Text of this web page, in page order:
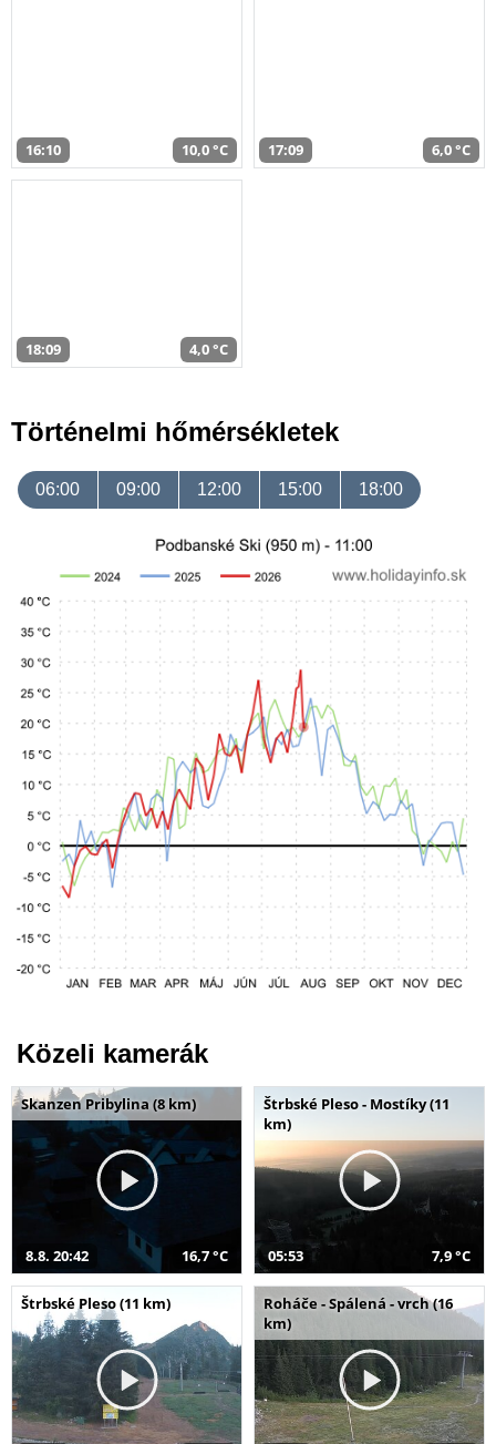
16:10 10,0 °C 17:09 6,0 °C
18:09 4,0 °C
Történelmi hőmérsékletek
06:00 09:00 12:00 15:00 18:00
Közeli kamerák
Skanzen Pribylina (8 km)
8.8. 20:42 16,7 °C
Štrbské Pleso - Mostíky (11
km)
05:53 7,9 °C
Štrbské Pleso (11 km)
Roháče - Spálená - vrch (16
km)